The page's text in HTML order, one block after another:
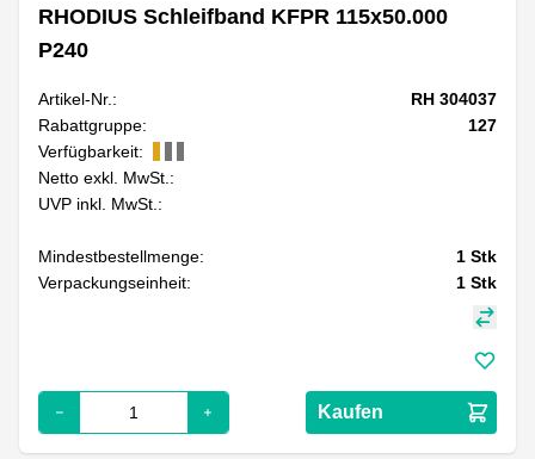
RHODIUS Schleifband KFPR 115x50.000
P240
Artikel-Nr.:
RH 304037
Rabattgruppe:
127
Verfügbarkeit:
Netto exkl. MwSt.:
UVP inkl. MwSt.:
Mindestbestellmenge: 1 Stk
Verpackungseinheit:
1 Stk
Kaufen